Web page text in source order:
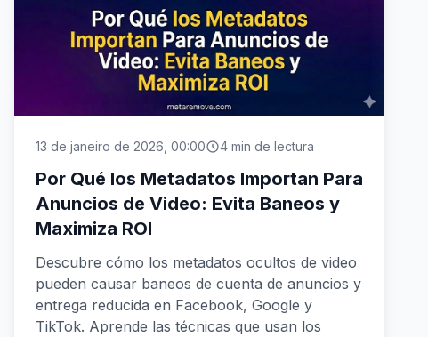
13 de janeiro de 2026, 00:00 4 min de lectura
Por Qué los Metadatos Importan Para
Anuncios de Video: Evita Baneos y
Maximiza ROI
Descubre cómo los metadatos ocultos de video
pueden causar baneos de cuenta de anuncios y
entrega reducida en Facebook, Google y
TikTok. Aprende las técnicas que usan los